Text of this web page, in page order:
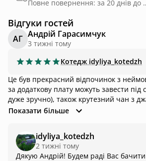
Повне
Відгуки гостей
АГ Андрій Гарасимчук
3 тижні тому
Котедж idyliya_kotedzh
Це був прекрасний відпочинок з
за додаткову плату можуть завести
дуже зручно), також крутезний чан з
підсвіткою,без обмежень по часу, ще є
Показати більше
idyliya_kotedzh
2 тижні тому